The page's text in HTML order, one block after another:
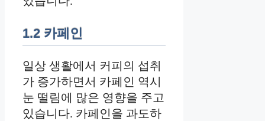
1.2 카페인
일상 생활에서 커피의 섭취
가 증가하면서 카페인 역시
눈 떨림에 많은 영향을 주고
있습니다. 카페인을 과도하